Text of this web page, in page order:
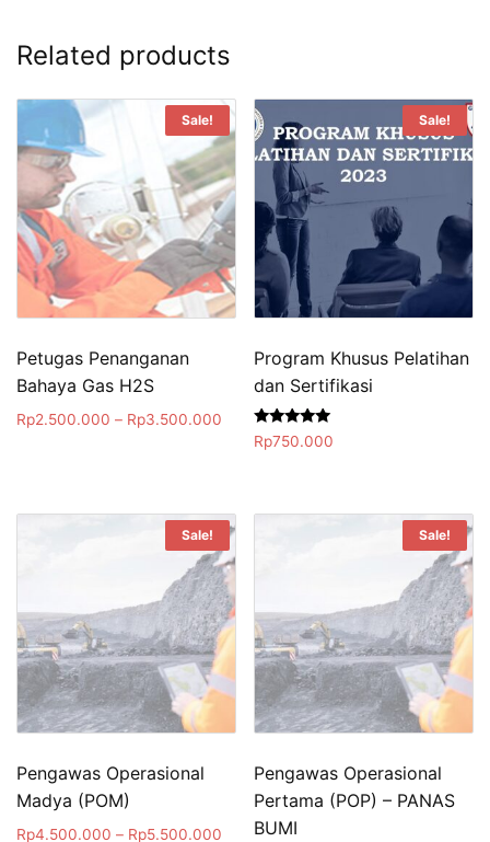
Related products
Sale!
Petugas Penanganan
Bahaya Gas H2S
Rp2.500.000 – Rp3.500.000
Sale!
Program Khusus Pelatihan
dan Sertifikasi
Rated
5.00
Rp750.000
Sale!
Pengawas Operasional
Madya (POM)
Rp4.500.000 – Rp5.500.000
Sale!
Pengawas Operasional
Pertama (POP) – PANAS
BUMI